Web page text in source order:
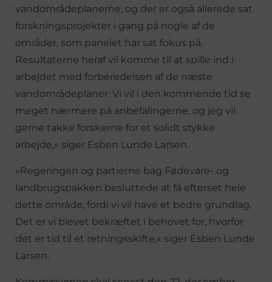
vandområdeplanerne, og der er også allerede sat
forskningsprojekter i gang på nogle af de
områder, som panelet har sat fokus på.
Resultaterne heraf vil komme til at spille ind i
arbejdet med forberedelsen af de næste
vandområdeplaner. Vi vil i den kommende tid se
meget nærmere på anbefalingerne, og jeg vil
gerne takke forskerne for et solidt stykke
arbejde,« siger Esben Lunde Larsen.
»Regeringen og partierne bag Fødevare- og
landbrugspakken besluttede at få efterset hele
dette område, fordi vi vil have et bedre grundlag.
Det er vi blevet bekræftet i behovet for, hvorfor
det er tid til et retningsskifte,« siger Esben Lunde
Larsen.